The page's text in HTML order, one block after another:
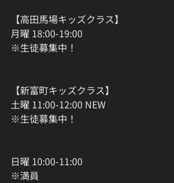
【高田馬場キッズクラス】
月曜 18:00-19:00
※生徒募集中！
【新富町キッズクラス】
土曜 11:00-12:00 NEW
※生徒募集中！
日曜 10:00-11:00
※満員